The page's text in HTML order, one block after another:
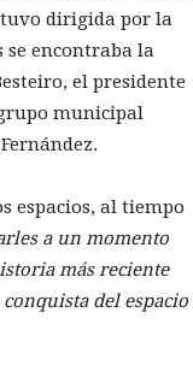
dirigida por la
se encontraba la
el presidente
municipal
espacios, al tiempo
a un momento
más reciente
del espacio